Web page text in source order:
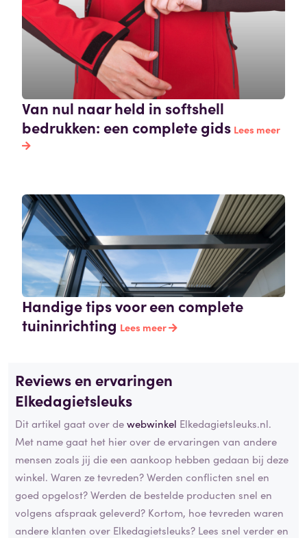
Van nul naar held in softshell
bedrukken: een complete gids Lees meer
Handige tips voor een complete
tuininrichting Lees meer
Reviews en ervaringen
Elkedagietsleuks
Dit artikel gaat over dewebwinkel Elkedagietsleuks.nl.
Met name gaat het hier over de ervaringen van andere
mensen zoals jij die een aankoop hebben gedaan bij deze
winkel. Waren ze tevreden? Werden conflicten snel en
goed opgelost? Werden de bestelde producten snel en
volgens afspraak geleverd? Kortom, hoe tevreden waren
andere klanten over Elkedagietsleuks? Lees snel verder en